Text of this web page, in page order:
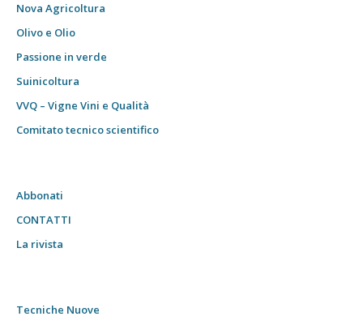
Nova Agricoltura
Olivo e Olio
Passione in verde
Suinicoltura
VVQ – Vigne Vini e Qualità
Comitato tecnico scientifico
Abbonati
CONTATTI
La rivista
Tecniche Nuove